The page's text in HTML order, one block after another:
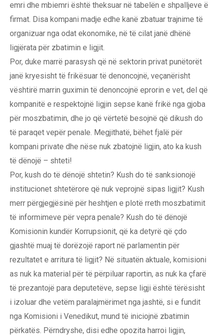
emri dhe mbiemri është theksuar në tabelën e shpalljeve ë
firmat. Disa kompani madje edhe kanë zbatuar trajnime të
organizuar nga odat ekonomike, në të cilat janë dhënë
ligjërata për zbatimin e ligjit.
Por, duke marrë parasysh që në sektorin privat punëtorët
janë kryesisht të frikësuar të denoncojnë, veçanërisht
vështirë marrin guximin të denoncojnë eprorin e vet, del që
kompanitë e respektojnë ligjin sepse kanë frikë nga gjoba
për moszbatimin, dhe jo që vërtetë besojnë që dikush do
të paraqet vepër penale. Megjithatë, bëhet fjalë për
kompani private dhe nëse nuk zbatojnë ligjin, ato ka kush
të dënojë – shteti!
Por, kush do të dënojë shtetin? Kush do të sanksionojë
institucionet shtetërore që nuk veprojnë sipas ligjit? Kush
merr përgjegjësinë për heshtjen e plotë rreth moszbatimit
të informimeve për vepra penale? Kush do të dënojë
Komisionin kundër Korrupsionit, që ka detyrë që çdo
gjashtë muaj të dorëzojë raport në parlamentin për
rezultatet e arritura të ligjit? Në situatën aktuale, komisioni
as nuk ka material për të përpiluar raportin, as nuk ka çfarë
të prezantojë para deputetëve, sepse ligji është tërësisht
i izoluar dhe vetëm paralajmërimet nga jashtë, si e fundit
nga Komisioni i Venedikut, mund të iniciojnë zbatimin
përkatës. Përndryshe, disi edhe opozita harroi ligjin,